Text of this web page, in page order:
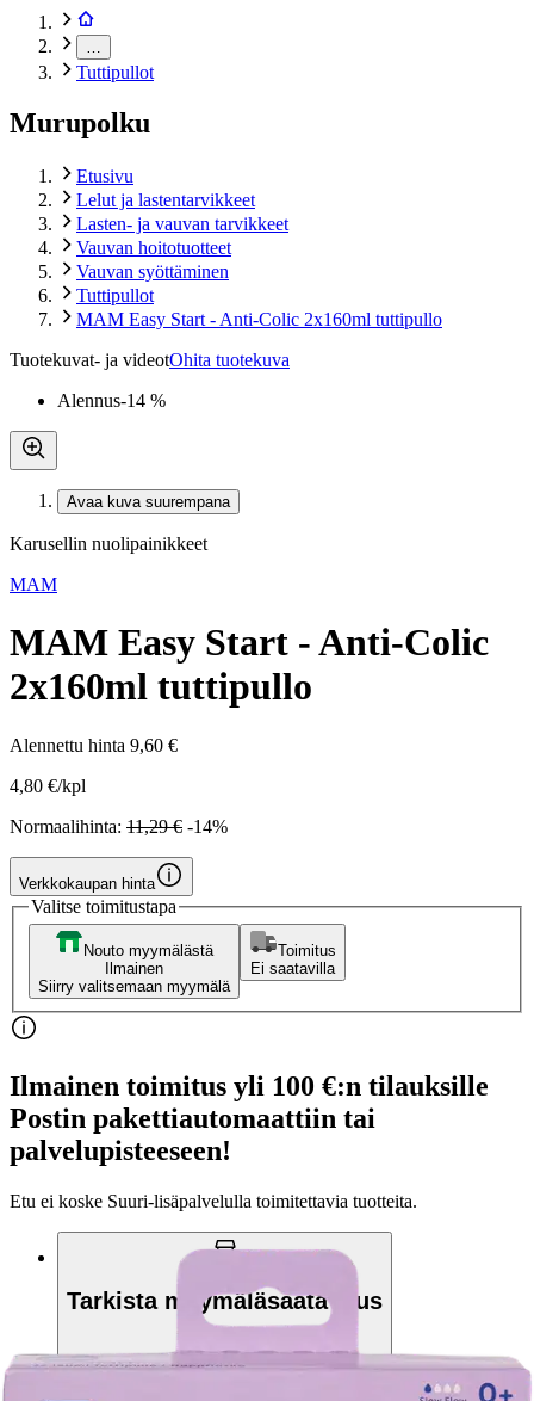
Tuttipullot
Murupolku
Etusivu
Lelut ja lastentarvikkeet
Lasten- ja vauvan tarvikkeet
Vauvan hoitotuotteet
Vauvan syöttäminen
Tuttipullot
MAM Easy Start - Anti-Colic 2x160ml tuttipullo
Tuotekuvat- ja videotOhita tuotekuva
Alennus-14 %
Avaa kuva suurempana
Karusellin nuolipainikkeet
MAM
MAM Easy Start - Anti-Colic
2x160ml tuttipullo
Alennettu hinta 9,60 €
4,80 €/kpl
Normaalihinta: 11,29 € -14%
Verkkokaupan hinta
Valitse toimitustapa
Nouto myymälästä
Ilmainen
Siirry valitsemaan myymälä
Toimitus
Ei saatavilla
Ilmainen toimitus yli 100 €:n tilauksille
Postin pakettiautomaattiin tai
palvelupisteeseen!
Etu ei koske Suuri‑lisäpalvelulla toimitettavia tuotteita.
Tarkista myymäläsaatavuus